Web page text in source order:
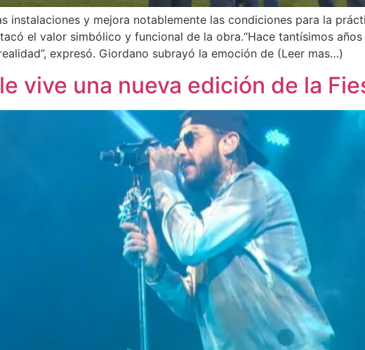
instalaciones y mejora notablemente las condiciones para la
el valor simbólico y funcional de la obra.“Hace tantísimos
expresó. Giordano subrayó la emoción de (Leer mas…)
vive una nueva edición de la